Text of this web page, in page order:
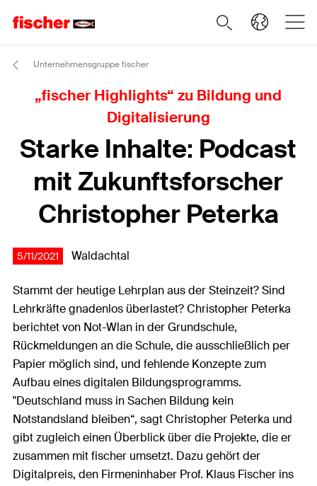
Unternehmensgruppe fischer
„fischer Highlights“ zu Bildung und
Digitalisierung
Starke Inhalte: Podcast
mit Zukunftsforscher
Christopher Peterka
5/11/2021 Waldachtal
Stammt der heutige Lehrplan aus der Steinzeit? Sind
Lehrkräfte gnadenlos überlastet? Christopher Peterka
berichtet von Not-Wlan in der Grundschule,
Rückmeldungen an die Schule, die ausschließlich per
Papier möglich sind, und fehlende Konzepte zum
Aufbau eines digitalen Bildungsprogramms.
"Deutschland muss in Sachen Bildung kein
Notstandsland bleiben“, sagt Christopher Peterka und
gibt zugleich einen Überblick über die Projekte, die er
zusammen mit fischer umsetzt. Dazu gehört der
Digitalpreis, den Firmeninhaber Prof. Klaus Fischer ins